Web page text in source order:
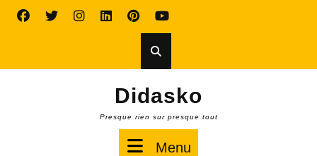
Didasko
Presque rien sur presque tout
Menu